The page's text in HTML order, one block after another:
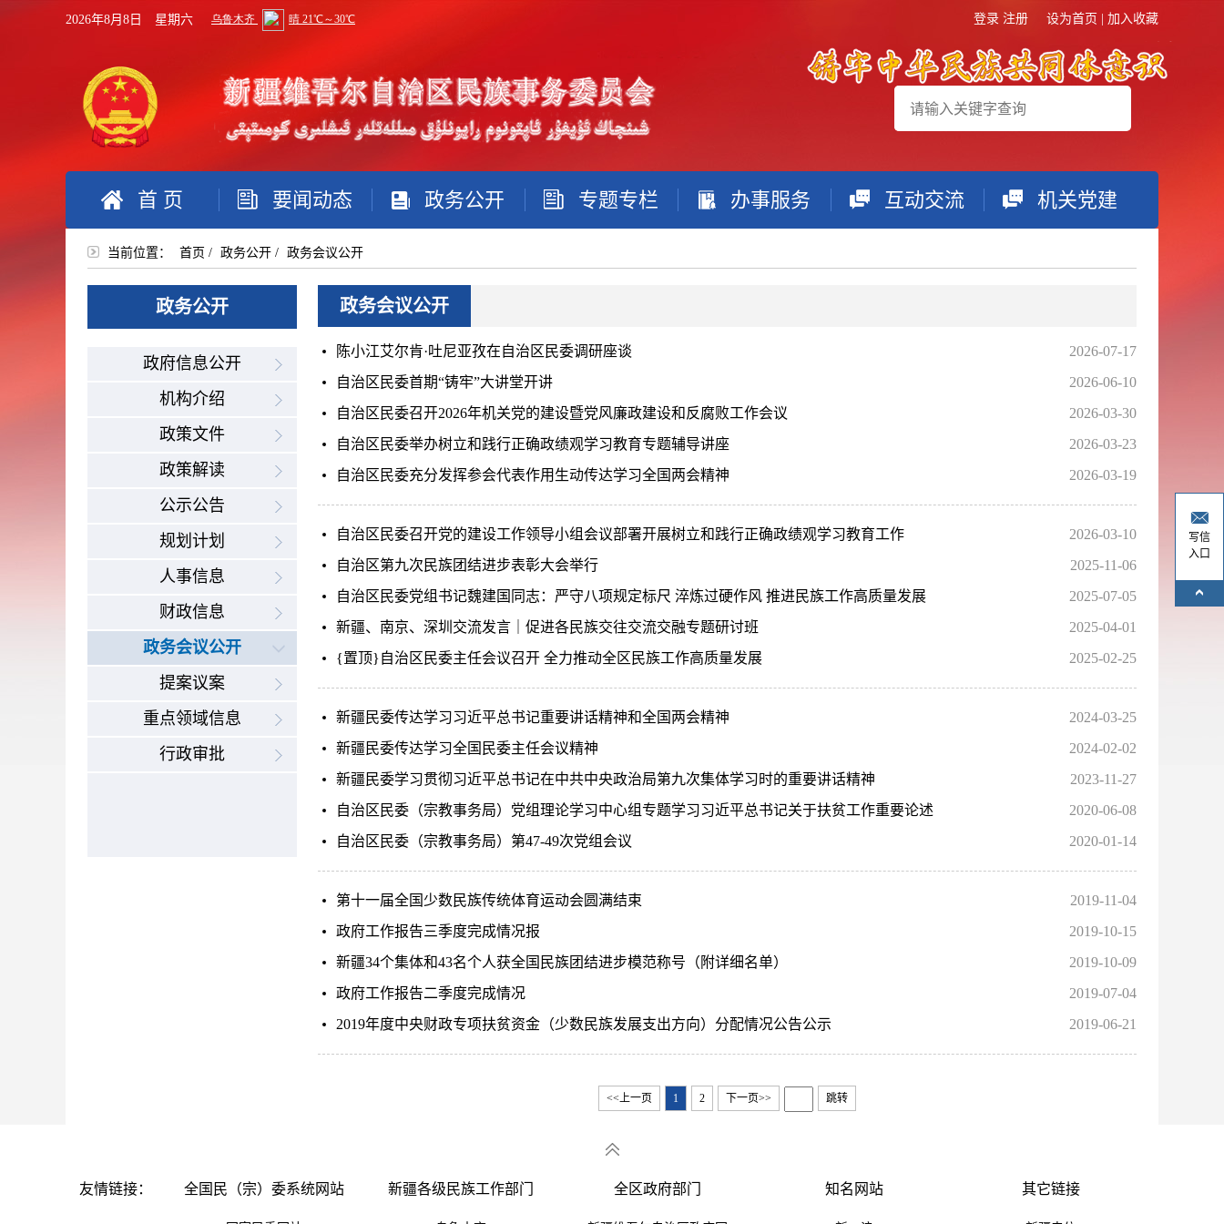
2026年8月8日 星期六 设为首页 加入收藏
登录 注册
搜索
首 页 要闻动态 政务公开 专题专栏 办事服务 互动交流 机关党建
当前位置： 首页 / 政务公开 / 政务会议公开
政务公开
政府信息公开
机构介绍
政策文件
政策解读
公示公告
规划计划
人事信息
财政信息
政务会议公开
提案议案
重点领域信息
行政审批
政务会议公开
陈小江艾尔肯·吐尼亚孜在自治区民委调研座谈
2026-07-17
自治区民委首期“铸牢”大讲堂开讲
2026-06-10
自治区民委召开2026年机关党的建设暨党风廉政建设和反腐败工作会议
2026-03-30
自治区民委举办树立和践行正确政绩观学习教育专题辅导讲座
2026-03-23
自治区民委充分发挥参会代表作用生动传达学习全国两会精神
2026-03-19
自治区民委召开党的建设工作领导小组会议部署开展树立和践行正确政绩观学习教育工作
2026-03-10
自治区第九次民族团结进步表彰大会举行
2025-11-06
自治区民委党组书记魏建国同志：严守八项规定标尺 淬炼过硬作风 推进民族工作高质量发展
2025-07-05
新疆、南京、深圳交流发言｜促进各民族交往交流交融专题研讨班
2025-04-01
{置顶}自治区民委主任会议召开 全力推动全区民族工作高质量发展
2025-02-25
新疆民委传达学习习近平总书记重要讲话精神和全国两会精神
2024-03-25
新疆民委传达学习全国民委主任会议精神
2024-02-02
新疆民委学习贯彻习近平总书记在中共中央政治局第九次集体学习时的重要讲话精神
2023-11-27
自治区民委（宗教事务局）党组理论学习中心组专题学习习近平总书记关于扶贫工作重要论述
2020-06-08
自治区民委（宗教事务局）第47-49次党组会议
2020-01-14
第十一届全国少数民族传统体育运动会圆满结束
2019-11-04
政府工作报告三季度完成情况报
2019-10-15
新疆34个集体和43名个人获全国民族团结进步模范称号（附详细名单）
2019-10-09
政府工作报告二季度完成情况
2019-07-04
2019年度中央财政专项扶贫资金（少数民族发展支出方向）分配情况公告公示
2019-06-21
<<上一页 1 2 下一页>> 跳转
写信
入口
友情链接： 全国民（宗）委系统网站 新疆各级民族工作部门 全区政府部门 知名网站 其它链接